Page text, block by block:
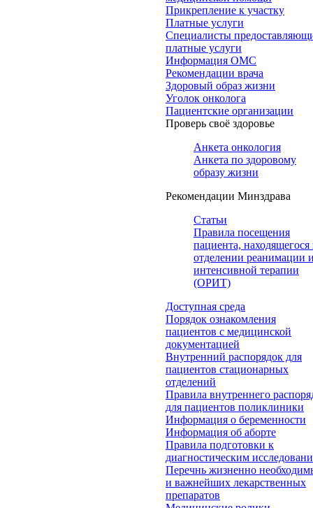
Прикрепление к участку
Платные услуги
Специалисты
платные услуги
Информация ОМС
Рекомендации врача
Здоровый образ жизни
Уголок онколога
Пациентские организации
Проверь своё здоровье
Анкета онкология
Анкета по здоровому
образу жизни
Рекомендации Минздрава
Статьи
Правила посещения
пациента, находящегося
отделении реанимации и
интенсивной терапии
(ОРИТ)
Доступная среда
Порядок ознакомления
пациентов с медицинской
документацией
Внутренний распорядок для
пациентов стационарных
отделений
Правила внутреннего
для пациентов поликлиники
Информация о беременности
Информация об аборте
Правила подготовки к
диагностическим
Перечнь жизненно
и важнейших лекарственных
препаратов